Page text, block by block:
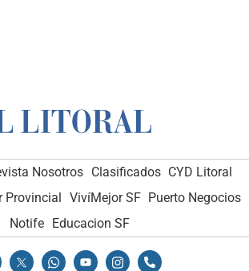
Nosotros Clasificados CYD Litoral
Provincial VivíMejor SF Puerto Negocios
Notife Educacion SF